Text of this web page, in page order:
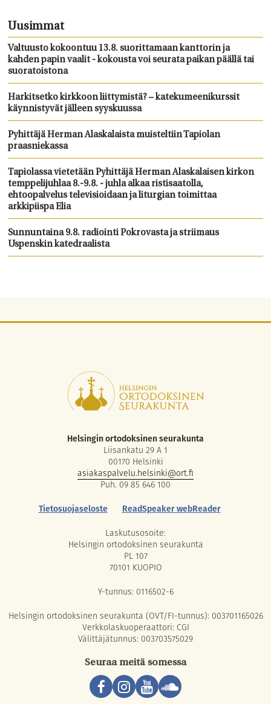
Uusimmat
Valtuusto kokoontuu 13.8. suorittamaan kanttorin ja
kahden papin vaalit - kokousta voi seurata paikan päällä tai
suoratoistona
Harkitsetko kirkkoon liittymistä? – katekumeenikurssit
käynnistyvät jälleen syyskuussa
Pyhittäjä Herman Alaskalaista muisteltiin Tapiolan
praasniekassa
Tapiolassa vietetään Pyhittäjä Herman Alaskalaisen kirkon
temppelijuhlaa 8.-9.8. - juhla alkaa ristisaatolla,
ehtoopalvelus televisioidaan ja liturgian toimittaa
arkkipiispa Elia
Sunnuntaina 9.8. radiointi Pokrovasta ja striimaus
Uspenskin katedraalista
Helsingin ortodoksinen seurakunta
Liisankatu 29 A 1
00170 Helsinki
asiakaspalvelu.helsinki@ort.fi
Puh. 09 85 646 100
Tietosuojaseloste
ReadSpeaker webReader
Laskutusosoite:
Helsingin ortodoksinen seurakunta
PL 107
70101 KUOPIO
Y-tunnus: 0116502-6
Helsingin ortodoksinen seurakunta (OVT/FI-tunnus): 003701165026
Verkkolaskuoperaattori: CGI
Välittäjätunnus: 003703575029
Seuraa meitä somessa